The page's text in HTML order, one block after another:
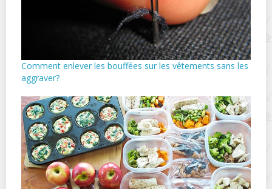
Comment enlever les bouffées sur les vêtements sans les
aggraver?